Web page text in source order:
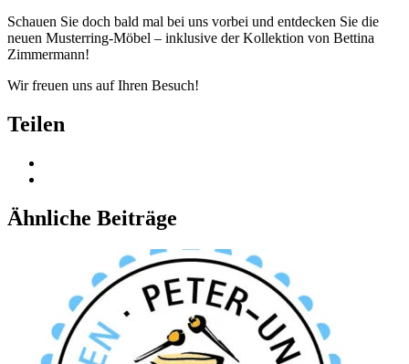
Schauen Sie doch bald mal bei uns vorbei und entdecken Sie die
neuen Musterring-Möbel – inklusive der Kollektion von Bettina
Zimmermann!
Wir freuen uns auf Ihren Besuch!
Teilen
Ähnliche Beiträge